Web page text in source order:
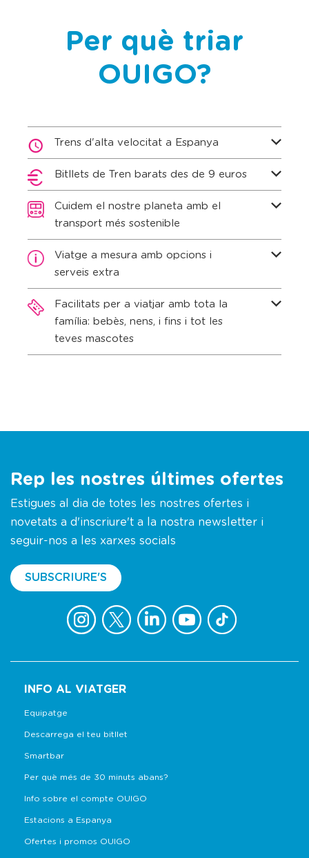
Per què triar
OUIGO?
Trens d'alta velocitat a Espanya
Bitllets de Tren barats des de 9 euros
Cuidem el nostre planeta amb el
transport més sostenible
Viatge a mesura amb opcions i
serveis extra
Facilitats per a viatjar amb tota la
família: bebès, nens, i fins i tot les
teves mascotes
Rep les nostres últimes ofertes
Estigues al dia de totes les nostres ofertes i
novetats a d'inscriure't a la nostra newsletter i
seguir-nos a les xarxes socials
SUBSCRIURE'S
INFO AL VIATGER
Equipatge
Descarrega el teu bitllet
Smartbar
Per què més de 30 minuts abans?
Info sobre el compte OUIGO
Estacions a Espanya
Ofertes i promos OUIGO